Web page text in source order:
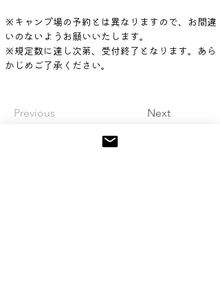
※キャンプ場の予約とは異なりますので、お間違
いのないようお願いいたします。
※規定数に達し次第、受付終了となります。あら
かじめご了承ください。
Previous Next